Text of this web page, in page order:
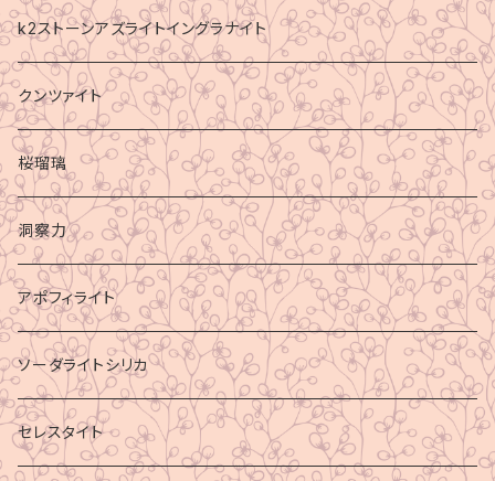
k2ストーンアズライトイングラナイト
クンツァイト
桜瑠璃
洞察力
アポフィライト
ソーダライトシリカ
セレスタイト